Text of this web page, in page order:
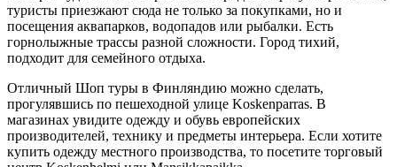
туристы приезжают сюда не только за покупками, но и
посещения аквапарков, водопадов или рыбалки. Есть
горнолыжные трассы разной сложности. Город тихий,
подходит для семейного отдыха.
Отличный Шоп туры в Финляндию можно сделать,
прогулявшись по пешеходной улице Koskenparras. В
магазинах увидите одежду и обувь европейских
производителей, технику и предметы интерьера. Если хотите
купить одежду местного производства, то посетите торговый